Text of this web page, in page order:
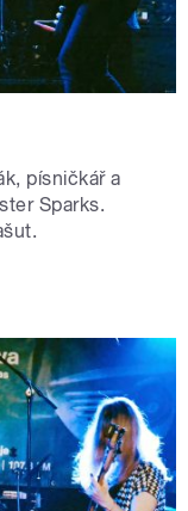
písničkář a
Sparks.